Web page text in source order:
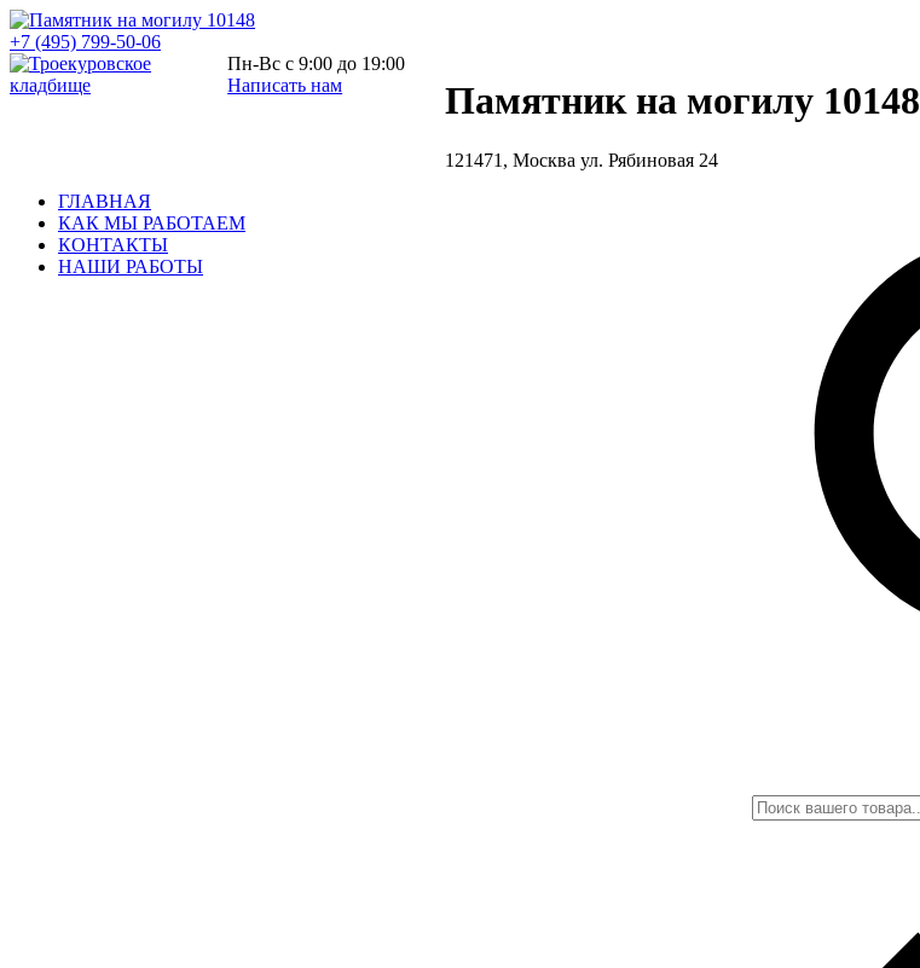
+7 (495) 799-50-06
Пн-Вс с 9:00 до 19:00
Написать нам
Памятник на могилу 10148
121471, Москва ул. Рябиновая 24
ГЛАВНАЯ
КАК МЫ РАБОТАЕМ
КОНТАКТЫ
НАШИ РАБОТЫ